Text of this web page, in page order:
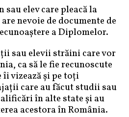
elev care pleacă la
nevoie de documente de
a Diplomelor.
sau elevii străini care vor
ca să le fie recunoscute
vizează şi pe toţi
care au făcut studii sau
în alte state şi au
acestora în România.